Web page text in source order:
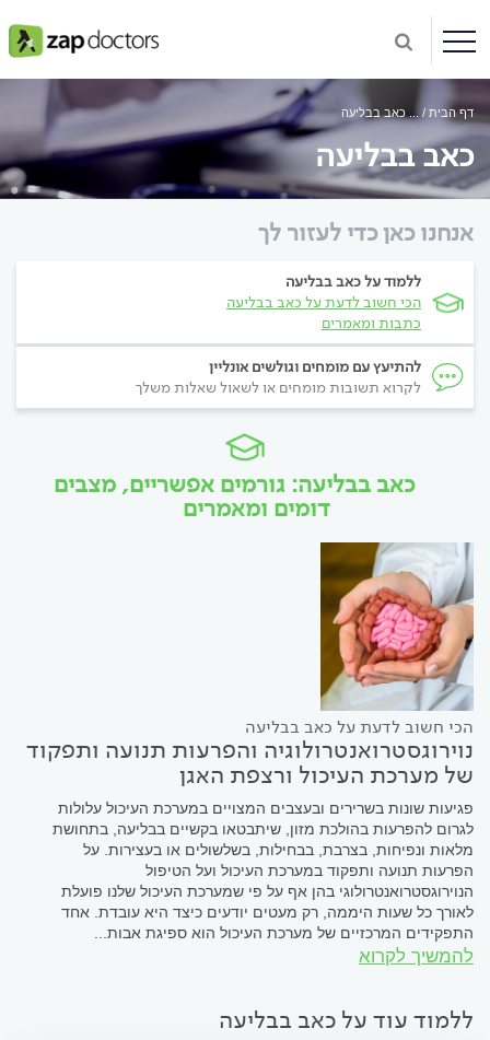
דף הבית כאב בבליעה
כאב בבליעה
אנחנו כאן כדי לעזור לך
ללמוד על כאב בבליעה
הכי חשוב לדעת על כאב בבליעה
כתבות ומאמרים
להתיעץ עם מומחים וגולשים אונליין
לקרוא תשובות מומחים או לשאול שאלות משלך
כאב בבליעה: גורמים אפשריים, מצבים
דומים ומאמרים
הכי חשוב לדעת על כאב בבליעה
נוירוגסטרואנטרולוגיה והפרעות תנועה ותפקוד
של מערכת העיכול ורצפת האגן
פגיעות שונות בשרירים ובעצבים המצויים במערכת העיכול עלולות
לגרום להפרעות בהולכת מזון, שיתבטאו בקשיים בבליעה, בתחושת
מלאות ונפיחות, בצרבת, בבחילות, בשלשולים או בעצירות. על
הפרעות תנועה ותפקוד במערכת העיכול ועל הטיפול
הנוירוגסטרואנטרולוגי בהן אף על פי שמערכת העיכול שלנו פועלת
לאורך כל שעות היממה, רק מעטים יודעים כיצד היא עובדת. אחד
התפקידים המרכזיים של מערכת העיכול הוא ספיגת אבות...
להמשיך לקרוא
ללמוד עוד על כאב בבליעה